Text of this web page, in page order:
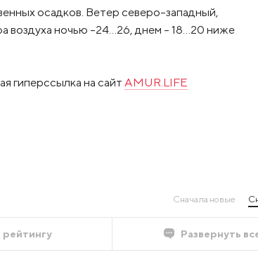
осадков. Ветер северо-западный,
воздуха ночью –24…26, днем – 18…20 ниже
гиперссылка на сайт AMUR.LIFE
Сначала новые
рейтингу Развернуть